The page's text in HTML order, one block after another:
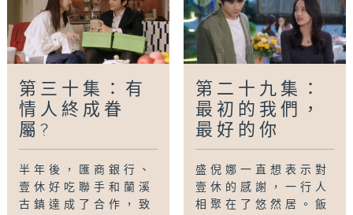
第三十集：有
情人終成眷
屬?
半年後，匯商銀行、
壹休好吃聯手和蘭溪
古鎮達成了合作，致
第二十九集：
最初的我們，
最好的你
盛倪娜一直想表示對
壹休的感謝，一行人
相聚在了悠然居。飯